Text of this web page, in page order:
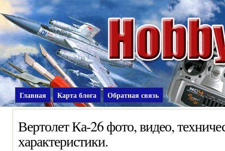
Главная Карта блога Обратная связь
Вертолет Ка-26 фото, видео,
характеристики.